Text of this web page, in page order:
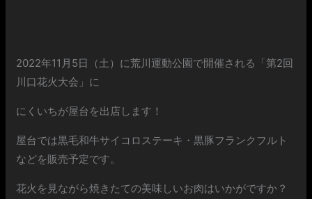
2022年11月5日（土）に荒川運動公園で開催される「第2回
川口花火大会」に
にくいちが屋台を出店します！
屋台では黒毛和牛サイコロステーキ・黒豚フランクフルト
などを販売予定です。
花火を見ながら焼きたての美味しいお肉はいかがですか？